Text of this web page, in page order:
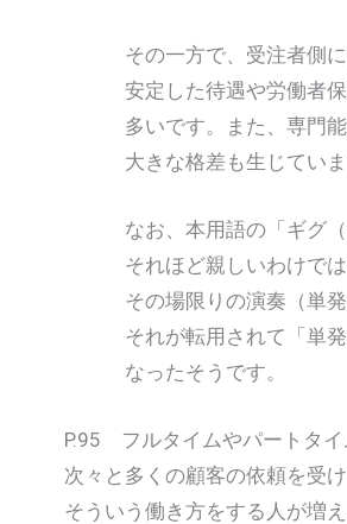
その一方で、受注者側には
安定した待遇や労働者保護
多いです。また、専門能
大きな格差も生じていま
なお、本用語の「ギグ（
それほど親しいわけではな
その場限りの演奏（単発ラ
それが転用されて「単発
なったそうです。
P.95 フルタイムやパートタイ
次々と多くの顧客の依頼を受
そういう働き方をする人が増